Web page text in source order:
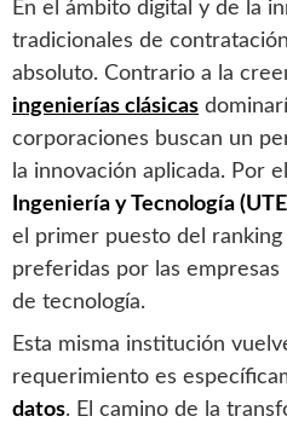
En el ámbito digital y de la
tradicionales de
absoluto. Contrario a la
ingenierías clásicas
corporaciones buscan un
la innovación aplicada. Por
Ingeniería y Tecnología
el primer puesto del
preferidas por las
de tecnología.
Esta misma institución
requerimiento es
datos. El camino de la